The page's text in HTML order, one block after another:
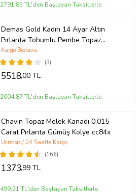
2791,85 TL'den Başlayan Taksitlerle
Demas Gold Kadın 14 Ayar Altın
Pırlanta Tohumlu Pembe Topaz
Rengi Kalp Kolye
(3)
Kargo Bedava
5518,00 TL
2004,87 TL'den Başlayan Taksitlerle
Chavin Topaz Melek Kanadı 0.015
Carat Pırlanta Gümüş Kolye cc84x
(166)
Ücretsiz / 24 Saatte Kargo
1373,99 TL
499,21 TL'den Başlayan Taksitlerle